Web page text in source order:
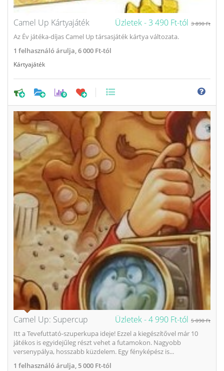
Üzletek -3 490 Ft-tól 3 890 Ft
Camel Up Kártyajáték
Az Év játéka-díjas Camel Up társasjáték kártya változata.
1 felhasználó árulja,6 000 Ft-tól
Kártyajáték
0
Üzletek -4 990 Ft-tól 5 090 Ft
Camel Up: Supercup
Itt a Tevefuttató-szuperkupa ideje! Ezzel a kiegészítővel már 10
játékos is egyidejűleg részt vehet a futamokon. Nagyobb
versenypálya, hosszabb küzdelem. Egy fényképész is...
1 felhasználó árulja, 5 000 Ft-tól